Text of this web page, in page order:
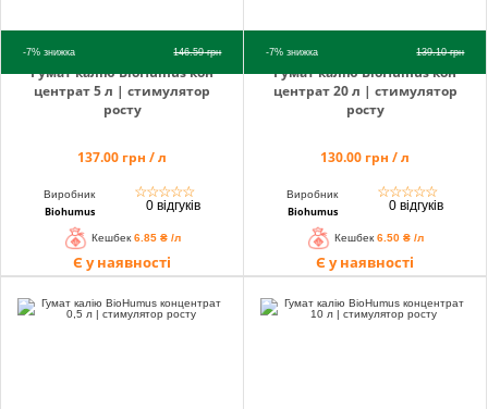
-7%знижка 146.59грн
Гумат калію BioHumus кон
центрат 5 л | стимулятор
росту
137.00 грн / л
Виробник
Biohumus
☆☆☆☆☆
0 відгуків
Кешбек 6.85 ₴ /л
Є у наявності
-7%знижка 139.10грн
Гумат калію BioHumus кон
центрат 20 л | стимулятор
росту
130.00 грн / л
Виробник
Biohumus
☆☆☆☆☆
0 відгуків
Кешбек 6.50 ₴ /л
Є у наявності